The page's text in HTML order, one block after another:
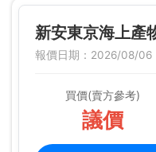
新安東京海上產
報價日期：2026/08/06
買價(賣方參考)
議價